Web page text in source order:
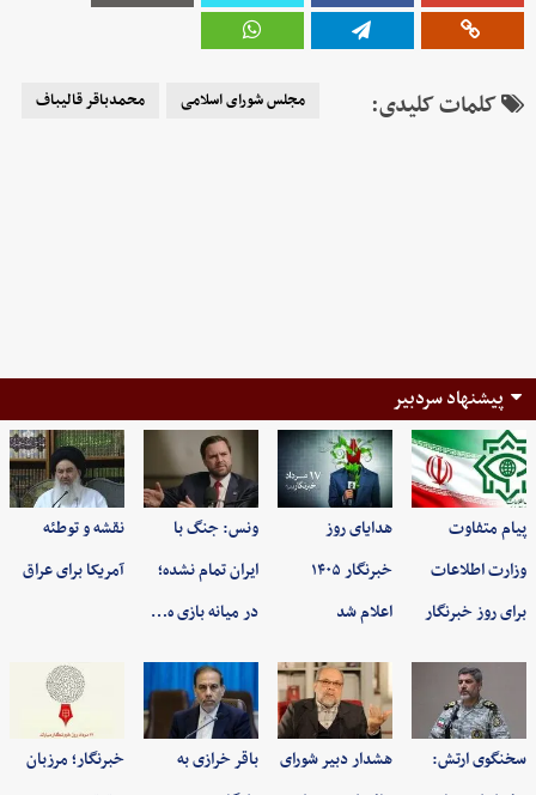
کلمات کلیدی: مجلس شورای اسلامی محمدباقر قالیباف
پیشنهاد سردبیر
پیام متفاوت
وزارت اطلاعات
برای روز خبرنگار
هدایای روز
خبرنگار ۱۴۰۵
اعلام شد
ونس: جنگ با
ایران تمام نشده؛
در میانه بازی ه…
نقشه و توطئه
آمریکا برای عراق
سخنگوی ارتش:
هشدار دبیر شورای
باقر خرازی به
خبرنگار؛ مرزبان